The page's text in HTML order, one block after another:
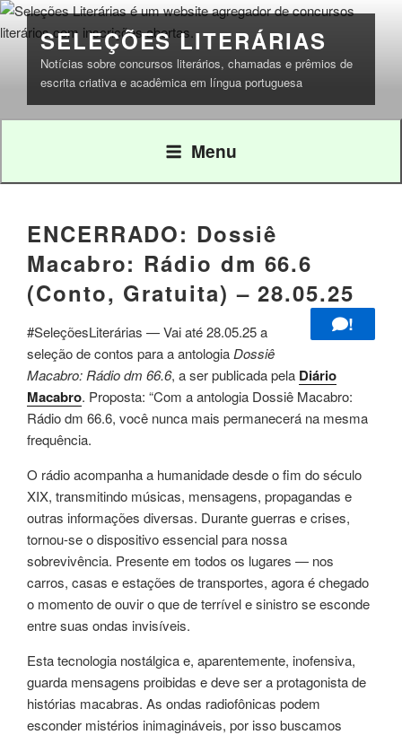
Pular
para
conteúdo
SELEÇÕES LITERÁRIAS
Notícias sobre concursos literários, chamadas e prêmios de
escrita criativa e acadêmica em língua portuguesa
Menu
ENCERRADO: Dossiê
Macabro: Rádio dm 66.6
(Conto, Gratuita) – 28.05.25
!
#SeleçõesLiterárias — Vai até 28.05.25 a
seleção de contos para a antologia Dossiê
Macabro: Rádio dm 66.6, a ser publicada pela Diário
Macabro. Proposta: “Com a antologia Dossiê Macabro:
Rádio dm 66.6, você nunca mais permanecerá na mesma
frequência.
O rádio acompanha a humanidade desde o fim do século
XIX, transmitindo músicas, mensagens, propagandas e
outras informações diversas. Durante guerras e crises,
tornou-se o dispositivo essencial para nossa
sobrevivência. Presente em todos os lugares — nos
carros, casas e estações de transportes, agora é chegado
o momento de ouvir o que de terrível e sinistro se esconde
entre suas ondas invisíveis.
Esta tecnologia nostálgica e, aparentemente, inofensiva,
guarda mensagens proibidas e deve ser a protagonista de
histórias macabras. As ondas radiofônicas podem
esconder mistérios inimagináveis, por isso buscamos